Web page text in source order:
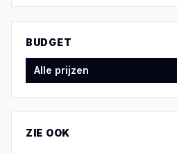
BUDGET
Alle prijzen
ZIE OOK